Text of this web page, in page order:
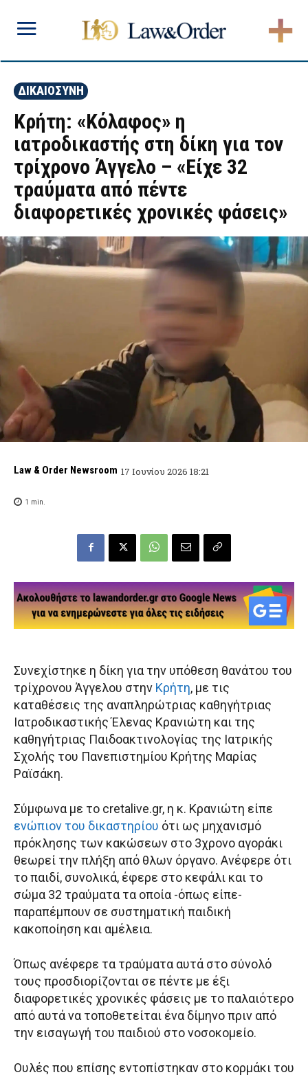
ΔΙΚΑΙΟΣΥΝΗ
Κρήτη: «Κόλαφος» η
ιατροδικαστής στη δίκη για τον
τρίχρονο Άγγελο – «Είχε 32
τραύματα από πέντε
διαφορετικές χρονικές φάσεις»
Law & Order Newsroom 17 Ιουνίου 2026 18:21
1 min.
Συνεχίστηκε η δίκη για την υπόθεση θανάτου του
τρίχρονου Άγγελου στην Κρήτη, με τις
καταθέσεις της αναπληρώτριας καθηγήτριας
Ιατροδικαστικής Έλενας Κρανιώτη και της
καθηγήτριας Παιδοακτινολογίας της Ιατρικής
Σχολής του Πανεπιστημίου Κρήτης Μαρίας
Ραϊσάκη.
Σύμφωνα με το cretalive.gr, η κ. Κρανιώτη είπε
ενώπιον του δικαστηρίου ότι ως μηχανισμό
πρόκλησης των κακώσεων στο 3χρονο αγοράκι
θεωρεί την πλήξη από θλων όργανο. Ανέφερε ότι
το παιδί, συνολικά, έφερε στο κεφάλι και το
σώμα 32 τραύματα τα οποία -όπως είπε-
παραπέμπουν σε συστηματική παιδική
κακοποίηση και αμέλεια.
Όπως ανέφερε τα τραύματα αυτά στο σύνολό
τους προσδιορίζονται σε πέντε με έξι
διαφορετικές χρονικές φάσεις με το παλαιότερο
από αυτά να τοποθετείται ένα δίμηνο πριν από
την εισαγωγή του παιδιού στο νοσοκομείο.
Ουλές που επίσης εντοπίστηκαν στο κορμάκι του